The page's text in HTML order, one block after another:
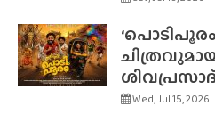
Wed, Jul 15, 2026